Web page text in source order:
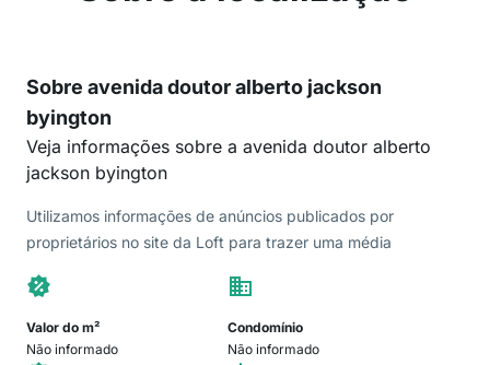
Sobre avenida doutor alberto jackson
byington
Veja informações sobre a avenida doutor alberto
jackson byington
Utilizamos informações de anúncios publicados por
proprietários no site da Loft para trazer uma média
Valor do m²
Não informado
Condomínio
Não informado